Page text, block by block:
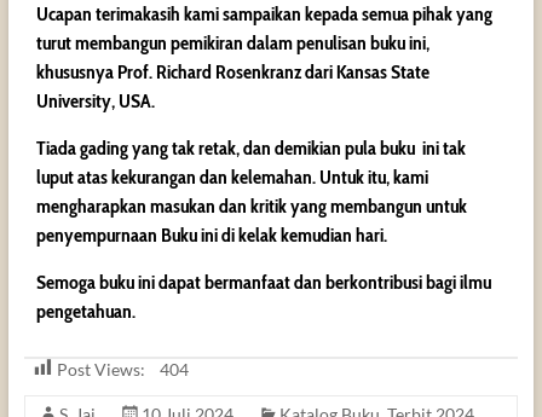
Ucapan terimakasih kami sampaikan kepada semua pihak yang
turut membangun pemikiran dalam penulisan buku ini,
khususnya Prof. Richard Rosenkranz dari Kansas State
University, USA.
Tiada gading yang tak retak, dan demikian pula buku ini tak
luput atas kekurangan dan kelemahan. Untuk itu, kami
mengharapkan masukan dan kritik yang membangun untuk
penyempurnaan Buku ini di kelak kemudian hari.
Semoga buku ini dapat bermanfaat dan berkontribusi bagi ilmu
pengetahuan.
Post Views: 404